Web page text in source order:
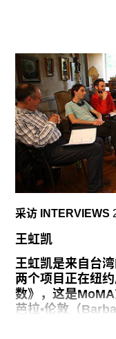
的方式将个体
上上周五，第二
庞大的艺术庆典
的展览空间，也
一家老旧的百货
场。展览主题“颤
所、记忆与复活”
立っているのか
着本届三年展作
大型艺术展览所
日语里的含义时
也许类似于我们
（据美联社报道
露）正从福岛第
而栗吧。
开幕后的周末又
显示气温接近38
采访 INTERVIEWS
王虹凯
王虹凯是来自台
两个项目正在纽
数》，这是
芭拉•伦敦（